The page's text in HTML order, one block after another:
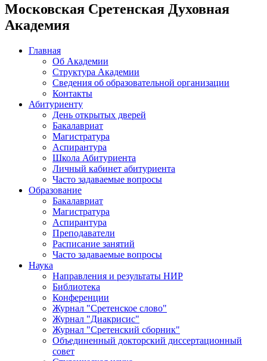
Московская Сретенская Духовная
Академия
Главная
Об Академии
Структура Академии
Сведения об образовательной организации
Контакты
Абитуриенту
День открытых дверей
Бакалавриат
Магистратура
Аспирантура
Школа Абитуриента
Личный кабинет абитуриента
Часто задаваемые вопросы
Образование
Бакалавриат
Магистратура
Аспирантура
Преподаватели
Расписание занятий
Часто задаваемые вопросы
Наука
Направления и результаты НИР
Библиотека
Конференции
Журнал "Сретенское слово"
Журнал "Диакрисис"
Журнал "Сретенский сборник"
Объединенный докторский диссертационный
совет